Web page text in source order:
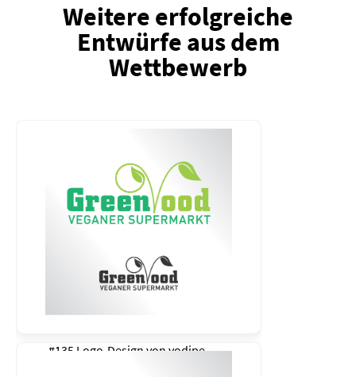
Weitere erfolgreiche
Entwürfe aus dem
Wettbewerb
#135 Logo-Design von vodipe